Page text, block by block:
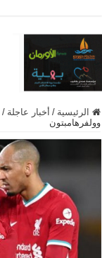
الرئيسية / أخبار عاجلة /
وولفرهامبتون